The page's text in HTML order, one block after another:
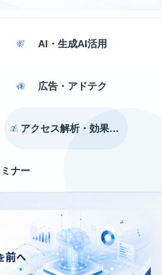
AI・生成AI活用
広告・アドテク
アクセス解析・効果測定
ナー